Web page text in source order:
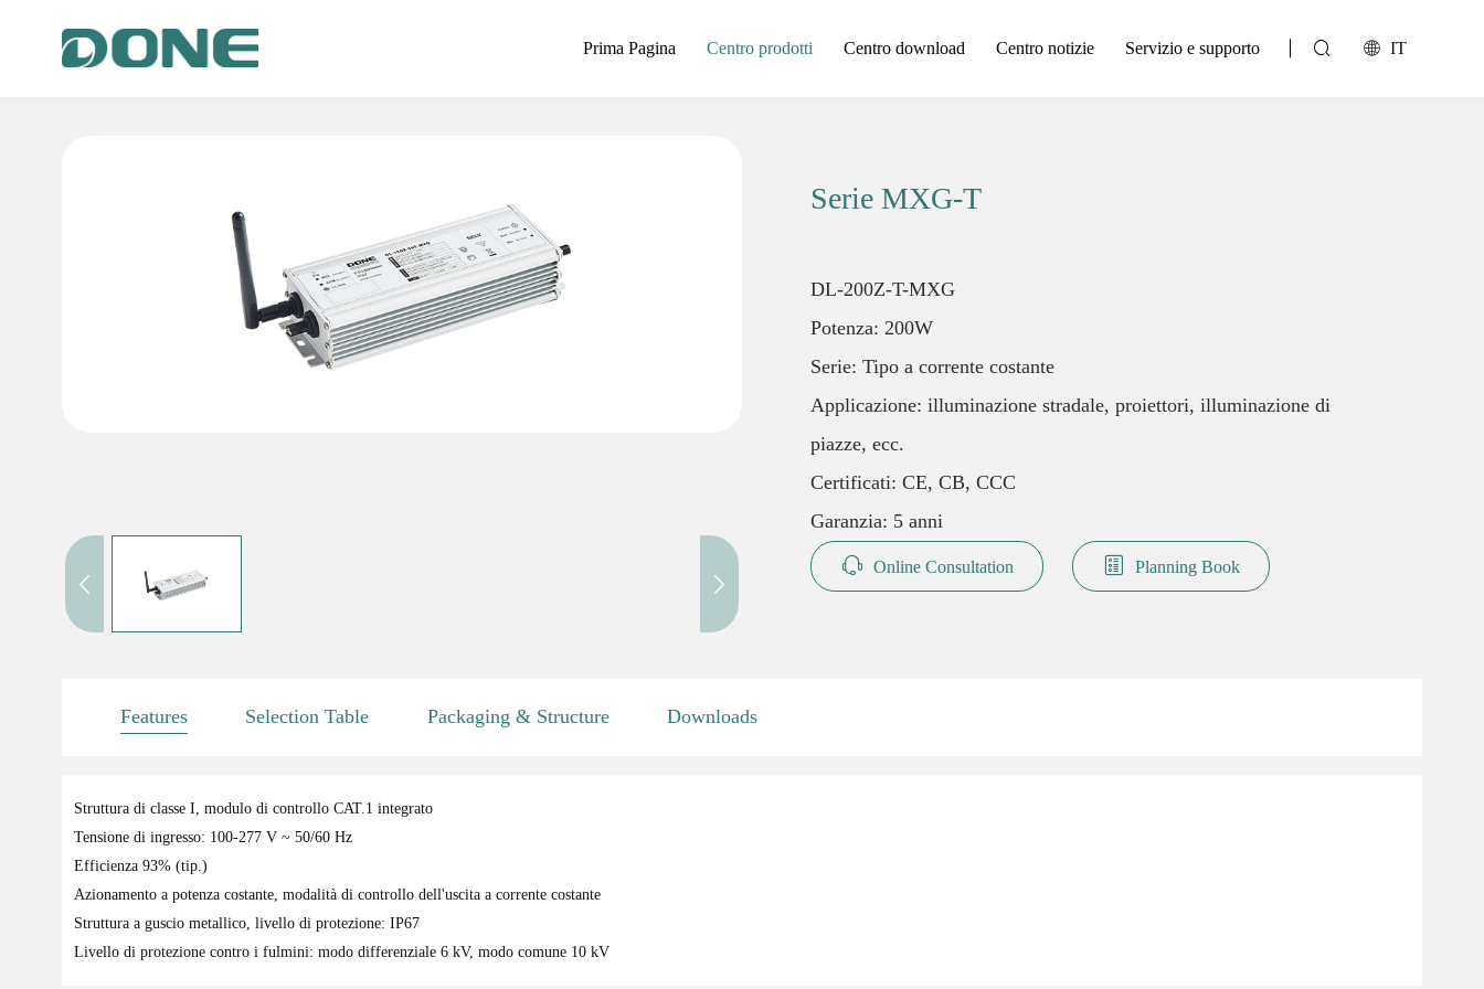
Prima Pagina Centro prodotti Centro download Centro notizie Servizio e supporto IT
Serie MXG-T
DL-200Z-T-MXG
Potenza: 200W
Serie: Tipo a corrente costante
Applicazione: illuminazione stradale, proiettori, illuminazione di
piazze, ecc.
Certificati: CE, CB, CCC
Garanzia: 5 anni
Online Consultation Planning Book
Features Selection Table Packaging & Structure Downloads
Struttura di classe I, modulo di controllo CAT.1 integrato
Tensione di ingresso: 100-277 V ~ 50/60 Hz
Efficienza 93% (tip.)
Azionamento a potenza costante, modalità di controllo dell'uscita a corrente costante
Struttura a guscio metallico, livello di protezione: IP67
Livello di protezione contro i fulmini: modo differenziale 6 kV, modo comune 10 kV